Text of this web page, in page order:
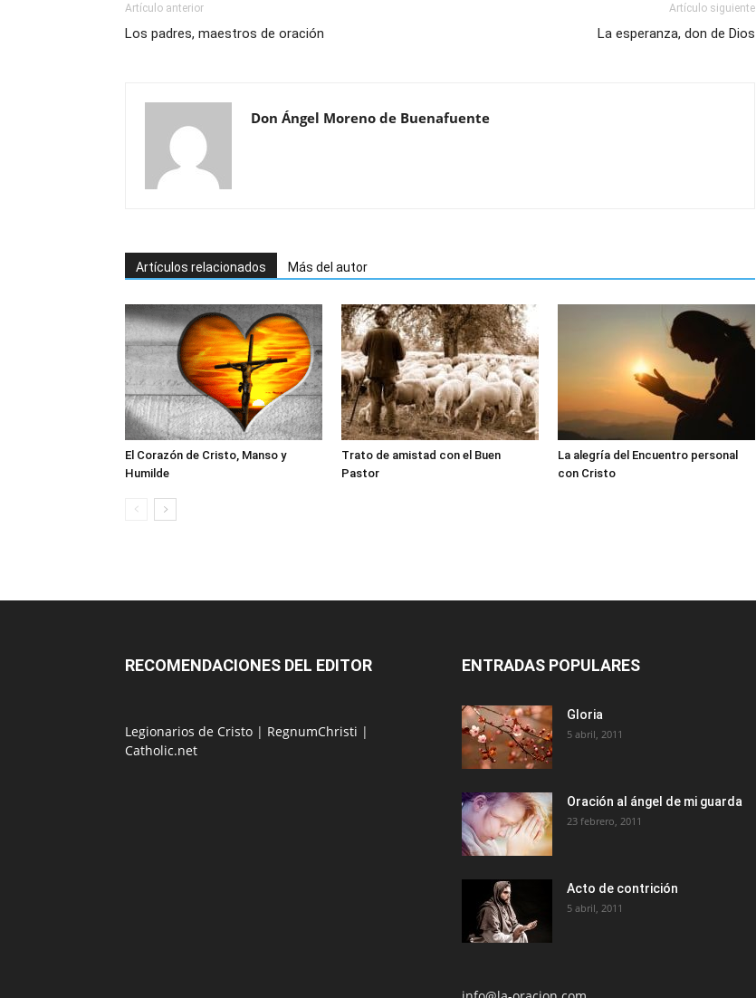
Artículo anterior
Los padres, maestros de oración
Artículo siguiente
La esperanza, don de Dios
Don Ángel Moreno de Buenafuente
Artículos relacionados Más del autor
El Corazón de Cristo, Manso y
Humilde
Trato de amistad con el Buen
Pastor
La alegría del Encuentro personal
con Cristo
RECOMENDACIONES DEL EDITOR
Legionarios de Cristo | RegnumChristi |
Catholic.net
ENTRADAS POPULARES
Gloria
5 abril, 2011
Oración al ángel de mi guarda
23 febrero, 2011
Acto de contrición
5 abril, 2011